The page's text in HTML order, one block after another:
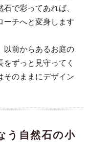
で彩ってあれば、
ーチへと変身します
以前からあるお庭の
ずっと見守ってく
そのままにデザイン
う自然石の小